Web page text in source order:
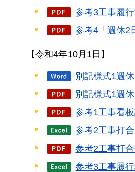
参考3工事履
参考4「週休2
【令和4年10月1日】
別記様式1週
別記様式1週
参考1工事看
参考2工事打
参考2工事打
参考3工事履